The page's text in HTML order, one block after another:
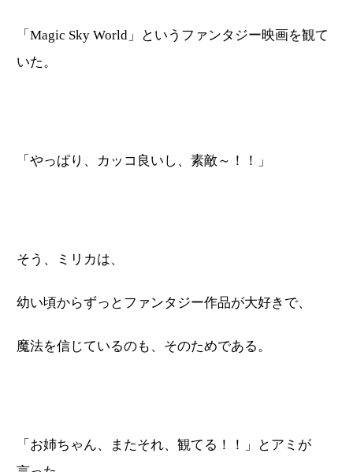
「Magic Sky World」というファンタジー映画を観て
いた。
「やっぱり、カッコ良いし、素敵～！！」
そう、ミリカは、
幼い頃からずっとファンタジー作品が大好きで、
魔法を信じているのも、そのためである。
「お姉ちゃん、またそれ、観てる！！」とアミが